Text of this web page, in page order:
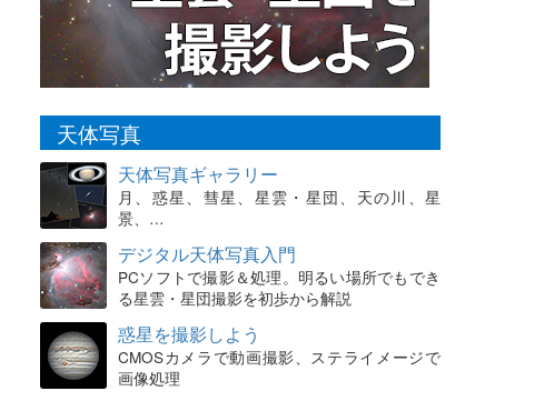
天体写真
天体写真ギャラリー
月、惑星、彗星、星雲・星団、天の川、星
景、…
デジタル天体写真入門
PCソフトで撮影＆処理。明るい場所でもでき
る星雲・星団撮影を初歩から解説
惑星を撮影しよう
CMOSカメラで動画撮影、ステライメージで
画像処理